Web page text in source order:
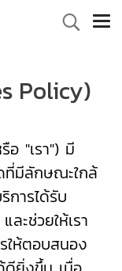
Policy)
อ "เรา") มี
ที่มีลักษณะใกล้
การได้รับ
ะช่วยให้เรา
ห้ตอบสนอง